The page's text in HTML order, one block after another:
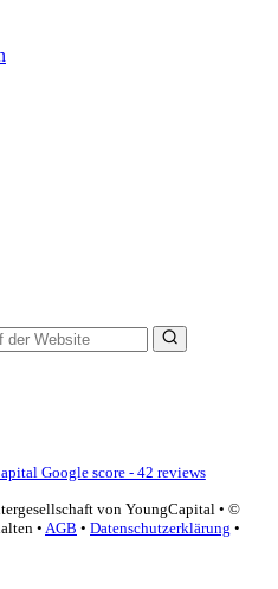
Google score - 42 reviews
von YoungCapital • ©
• AGB • Datenschutzerklärung •